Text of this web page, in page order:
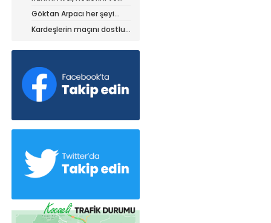
stratejisini paylaştı
Göktan Arpacı her şeyi
yaptı, ama?
Kardeşlerin maçını dostluk